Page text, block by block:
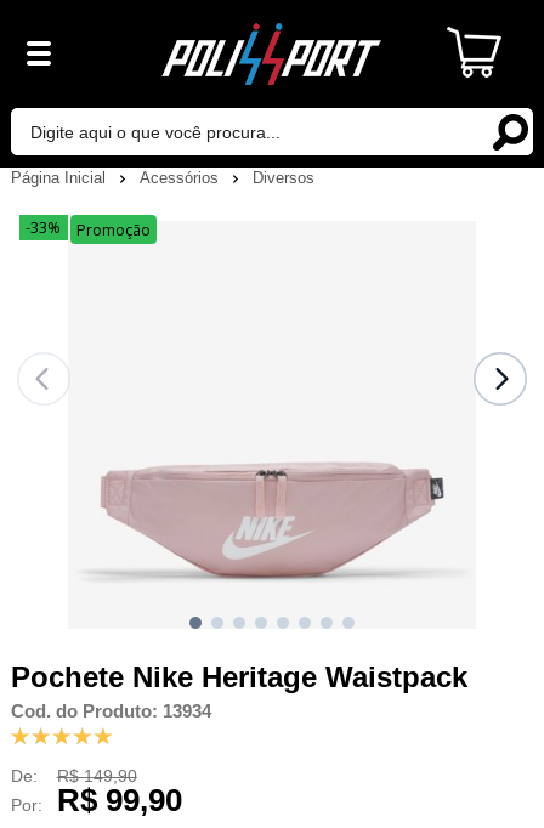
Página Inicial Acessórios Diversos
-33% Promoção
Pochete Nike Heritage Waistpack
Cod. do Produto: 13934
De:
R$ 149,90
Por:
R$ 99,90